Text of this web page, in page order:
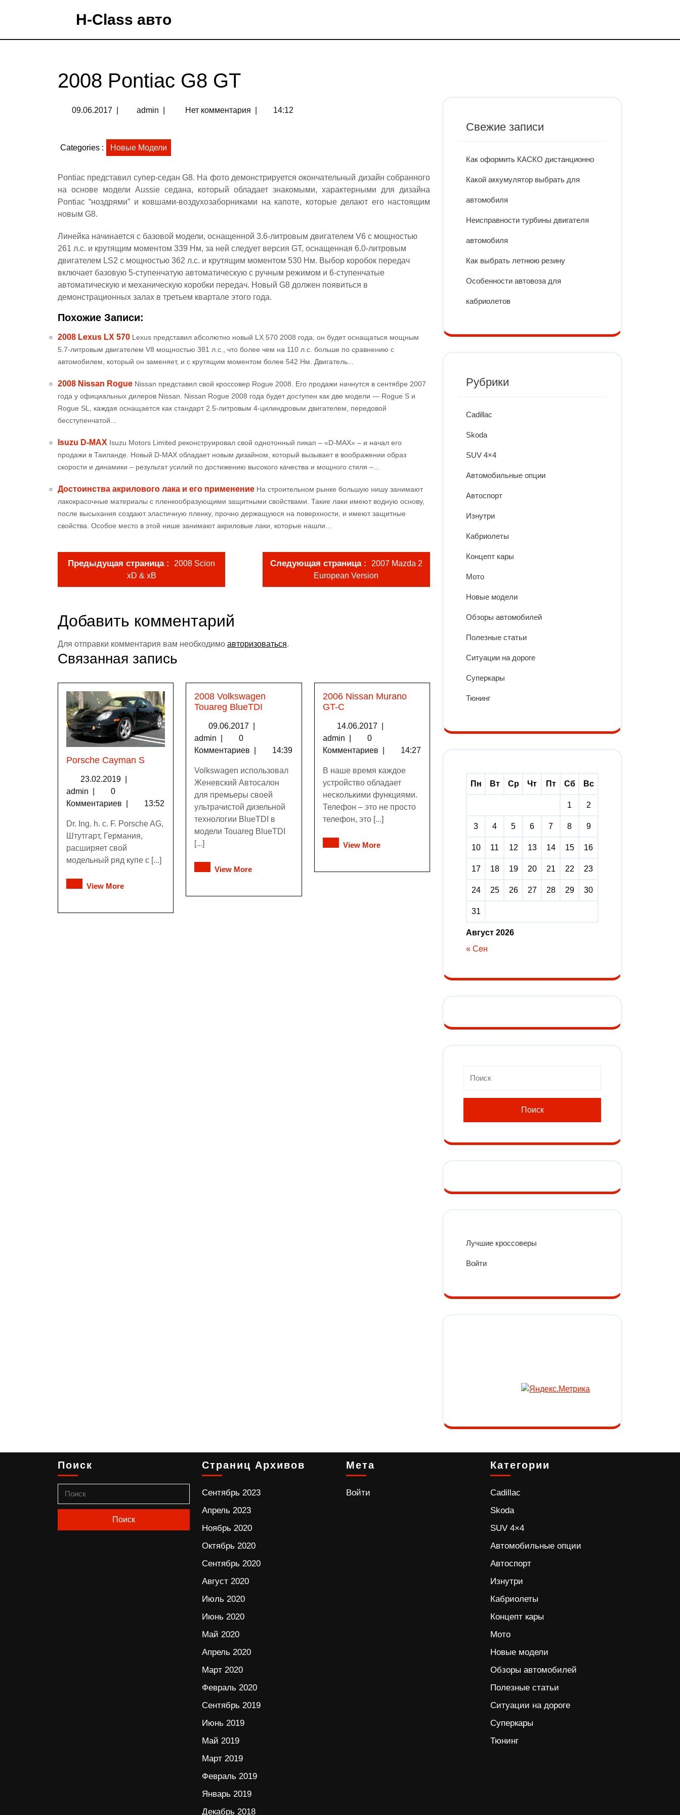
H-Class авто
2008 Pontiac G8 GT
09.06.2017 admin Нет комментария 14:12
Categories : Новые Модели
Pontiac представил супер-седан G8. На фото демонстрируется окончательный дизайн собранного
на основе модели Aussie седана, который обладает знакомыми, характерными для дизайна
Pontiac “ноздрями” и ковшами-воздухозаборниками на капоте, которые делают его настоящим
новым G8.
Линейка начинается с базовой модели, оснащенной 3.6-литровым двигателем V6 с мощностью
261 л.с. и крутящим моментом 339 Нм, за ней следует версия GT, оснащенная 6.0-литровым
двигателем LS2 с мощностью 362 л.с. и крутящим моментом 530 Нм. Выбор коробок передач
включает базовую 5-ступенчатую автоматическую с ручным режимом и 6-ступенчатые
автоматическую и механическую коробки передач. Новый G8 должен появиться в
демонстрационных залах в третьем квартале этого года.
Похожие Записи:
2008 Lexus LX 570 Lexus представил абсолютно новый LX 570 2008 года, он будет оснащаться мощным
5.7-литровым двигателем V8 мощностью 381 л.с., что более чем на 110 л.с. больше по сравнению с
автомобилем, который он заменяет, и с крутящим моментом более 542 Нм. Двигатель...
2008 Nissan Rogue Nissan представил свой кроссовер Rogue 2008. Его продажи начнутся в сентябре 2007
года у официальных дилеров Nissan. Nissan Rogue 2008 года будет доступен как две модели — Rogue S и
Rogue SL, каждая оснащается как стандарт 2.5-литровым 4-цилиндровым двигателем, передовой
бесступенчатой...
Isuzu D-MAX Isuzu Motors Limited реконструировал свой однотонный пикап – «D-MAX» – и начал его
продажи в Таиланде. Новый D-MAX обладает новым дизайном, который вызывает в воображении образ
скорости и динамики – результат усилий по достижению высокого качества и мощного стиля –...
Достоинства акрилового лака и его применение На строительном рынке большую нишу занимают
лакокрасочные материалы с пленкообразующими защитными свойствами. Такие лаки имеют водную основу,
после высыхания создают эластичную пленку, прочно держащуюся на поверхности, и имеют защитные
свойства. Особое место в этой нише занимают акриловые лаки, которые нашли...
Предыдущая страница
2008 Scion
xD & xB
Следующая страница
2007 Mazda 2
European Version
Добавить комментарий
Для отправки комментария вам необходимо авторизоваться.
Связанная запись
Porsche Cayman S
23.02.2019
admin
0
Комментариев
13:52
Dr. Ing. h. c. F. Porsche AG,
Штутгарт, Германия,
расширяет свой
модельный ряд купе с [...]
View More
2008 Volkswagen
Touareg BlueTDI
09.06.2017
admin
0
Комментариев
14:39
Volkswagen использовал
Женевский Автосалон
для премьеры своей
ультрачистой дизельной
технологии BlueTDI в
модели Touareg BlueTDI
[...]
View More
2006 Nissan Murano
GT-C
14.06.2017
admin
0
Комментариев
14:27
В наше время каждое
устройство обладает
несколькими функциями.
Телефон – это не просто
телефон, это [...]
View More
Свежие записи
Как оформить КАСКО дистанционно
Какой аккумулятор выбрать для
автомобиля
Неисправности турбины двигателя
автомобиля
Как выбрать летнюю резину
Особенности автовоза для
кабриолетов
Рубрики
Cadillac
Skoda
SUV 4×4
Автомобильные опции
Автоспорт
Изнутри
Кабриолеты
Концепт кары
Мото
Новые модели
Обзоры автомобилей
Полезные статьи
Ситуации на дороге
Суперкары
Тюнинг
Август 2026
Пн Вт Ср Чт Пт Сб Вс
1 2
3 4 5 6 7 8 9
10 11 12 13 14 15 16
17 18 19 20 21 22 23
24 25 26 27 28 29 30
31
« Сен
Лучшие кроссоверы
Войти
Поиск Страниц Архивов
Сентябрь 2023
Апрель 2023
Ноябрь 2020
Октябрь 2020
Сентябрь 2020
Август 2020
Июль 2020
Июнь 2020
Май 2020
Апрель 2020
Март 2020
Февраль 2020
Сентябрь 2019
Июнь 2019
Май 2019
Март 2019
Февраль 2019
Январь 2019
Декабрь 2018
Мета
Войти
Категории
Cadillac
Skoda
SUV 4×4
Автомобильные опции
Автоспорт
Изнутри
Кабриолеты
Концепт кары
Мото
Новые модели
Обзоры автомобилей
Полезные статьи
Ситуации на дороге
Суперкары
Тюнинг